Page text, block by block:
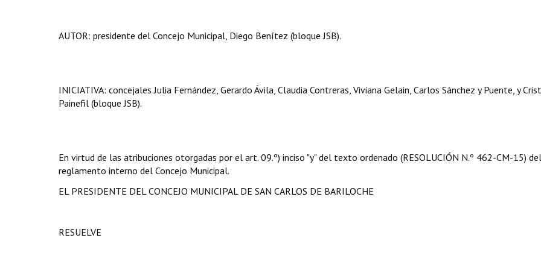
AUTOR: presidente del Concejo Municipal, Diego Benítez (bloque JSB).
INICIATIVA: concejales Julia Fernández, Gerardo Ávila, Claudia Contreras, Viviana Gelain, Carlos Sánchez y Puente, y
Painefil (bloque JSB).
En virtud de las atribuciones otorgadas por el art. 09.º) inciso "y" del texto ordenado (RESOLUCIÓN N.º 462-CM-15) del
reglamento interno del Concejo Municipal.
EL PRESIDENTE DEL CONCEJO MUNICIPAL DE SAN CARLOS DE BARILOCHE
RESUELVE